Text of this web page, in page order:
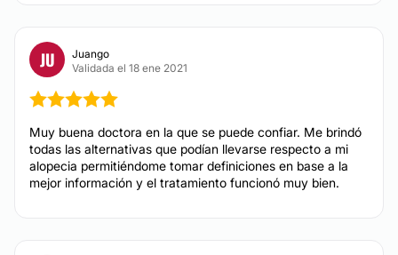
JU
Juango
Validada el 18 ene 2021
Muy buena doctora en la que se puede confiar. Me brindó
todas las alternativas que podían llevarse respecto a mi
alopecia permitiéndome tomar definiciones en base a la
mejor información y el tratamiento funcionó muy bien.